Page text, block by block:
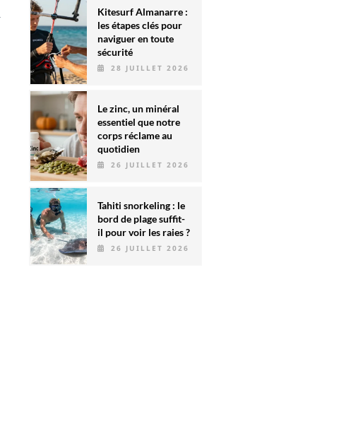
Kitesurf Almanarre :
les étapes clés pour
naviguer en toute
sécurité
28 JUILLET 2026
Le zinc, un minéral
essentiel que notre
corps réclame au
quotidien
26 JUILLET 2026
Tahiti snorkeling : le
bord de plage suffit-
il pour voir les raies ?
26 JUILLET 2026